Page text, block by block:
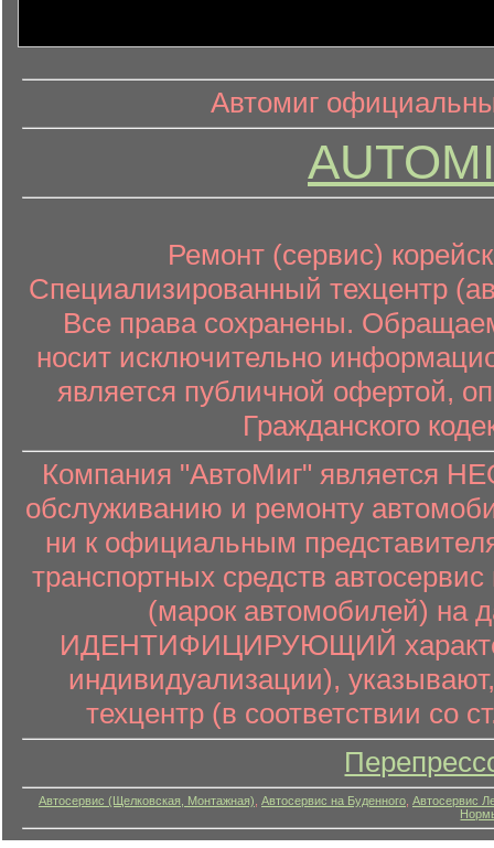
информационный контент
Автомиг
Ремонт (сервис)
Специализированный техцентр
Все права сохранены.
носит исключительно
является публичной офертой,
Гражданского
Компания "АвтоМиг" является
обслуживанию и ремонту
ни к официальным
транспортных средств
(марок автомобилей) на
ИДЕНТИФИЦИРУЮЩИЙ характер
индивидуализации),
техцентр (в соответствии со
Автосервис (Щелковская, Монтажная) Автосервис на Буденного Автосервис